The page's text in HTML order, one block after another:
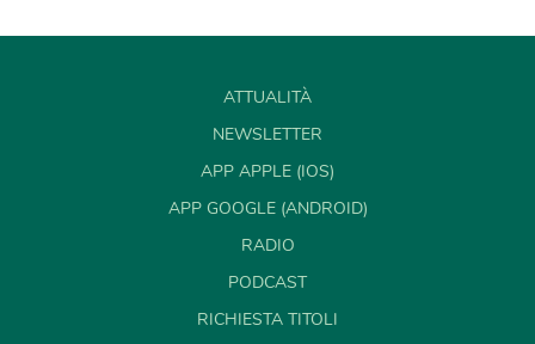
ATTUALITÀ
NEWSLETTER
APP APPLE (IOS)
APP GOOGLE (ANDROID)
RADIO
PODCAST
RICHIESTA TITOLI